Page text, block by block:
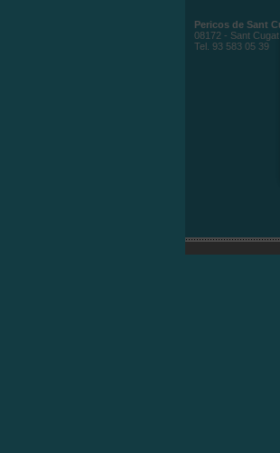
Pericos de Sant
08172 - Sant Cugat
Tel. 93 583 05 39